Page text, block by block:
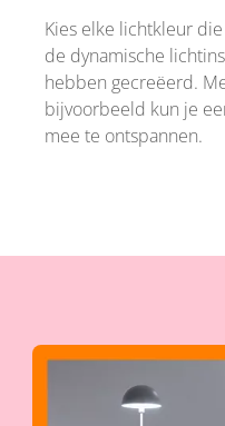
Kies elke lichtkleur
de dynamische
hebben gecreëerd.
bijvoorbeeld kun je
mee te ontspannen.